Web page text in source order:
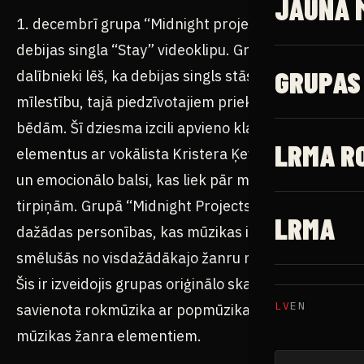
JAUNĀ
GRUPAS
LRMA
LRMA
LVEN
1. decembrī grupa “Midnight projects” laida klajā
debijas singla “Stay” videoklipu. Grupas
dalībnieki lēš, ka debijas singls stāsta par
mīlestību, tajā piedzīvotajiem priekiem un
bēdām. Šī dziesma izcili apvieno klasiskus roka
elementus ar vokālista Kristera Ķevera samtaino
un emocionālo balsi, kas liek pār muguru skriet
tirpiņām. Grupā “Midnight Projects” spēlē
dažādas personības, kas mūzikas iedvesmu ir
smēlušās no visdažādākajo žanru māksliniekiem.
Šis ir izveidojis grupas oriģinālo skanējumu, kur ir
savienota rokmūzika ar popmūzikas un indie
mūzikas žanra elementiem.